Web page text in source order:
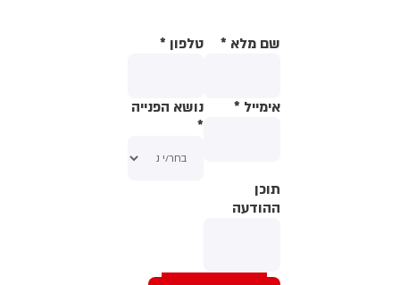
שם מלא * טלפון *
אימייל *
נושא הפנייה
*
תוכן
ההודעה